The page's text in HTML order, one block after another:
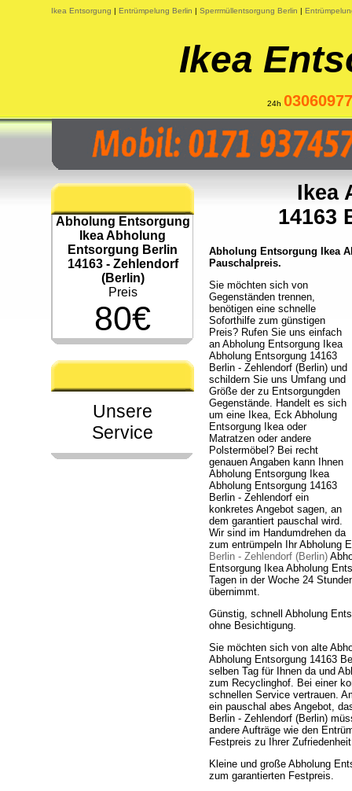
Ikea Entsorgung | Entrümpelung Berlin | Sperrmüllentsorgung Berlin |
Ikea
24h
Abholung Entsorgung
Ikea Abholung
Entsorgung Berlin
14163 - Zehlendorf
(Berlin)
Preis
80€
Unsere
Service
Ikea
14163
Abholung Entsorgung Ikea
Pauschalpreis.
Sie möchten sich von
Gegenständen trennen,
benötigen eine schnelle
Soforthilfe zum günstigen
Preis? Rufen Sie uns einfach
an Abholung Entsorgung Ikea
Abholung Entsorgung 14163
Berlin - Zehlendorf (Berlin) und
schildern Sie uns Umfang und
Größe der zu Entsorgungden
Gegenstände. Handelt es sich
um eine Ikea, Eck Abholung
Entsorgung Ikea oder
Matratzen oder andere
Polstermöbel? Bei recht
genauen Angaben kann Ihnen
Abholung Entsorgung Ikea
Abholung Entsorgung 14163
Berlin - Zehlendorf ein
konkretes Angebot sagen, an
dem garantiert pauschal wird.
Wir sind im Handumdrehen da
zum entrümpeln Ihr Abholung
Berlin - Zehlendorf (Berlin)
Entsorgung Ikea Abholung
Tagen in der Woche 24
übernimmt.
Günstig, schnell Abholung
ohne Besichtigung.
Sie möchten sich von alte
Abholung Entsorgung 14163
selben Tag für Ihnen da und
zum Recyclinghof. Bei einer
schnellen Service vertrauen.
ein pauschal abes Angebot,
Berlin - Zehlendorf (Berlin)
andere Aufträge wie den
Festpreis zu Ihrer
Kleine und große Abholung
zum garantierten Festpreis.